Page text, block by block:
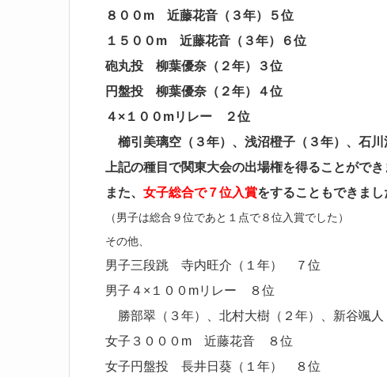
８００m 近藤花音（３年）５位
１５００m 近藤花音（３年）６位
砲丸投 柳葉優奈（２年）３位
円盤投 柳葉優奈（２年）４位
４×１００mリレー ２位
櫛引美璃空（３年）、浅沼橙子（３年）、石川
上記の種目で関東大会の出場権を得ることができ
また、 女子総合で７位入賞をすることもできまし
（男子は総合９位であと１点で８位入賞でした）
その他、
男子三段跳 寺内旺介（１年） ７位
男子４×１００mリレー ８位
勝部翠（３年）、北村大樹（２年）、新谷颯人
女子３０００m 近藤花音 ８位
女子円盤投 長井日葵（１年） ８位